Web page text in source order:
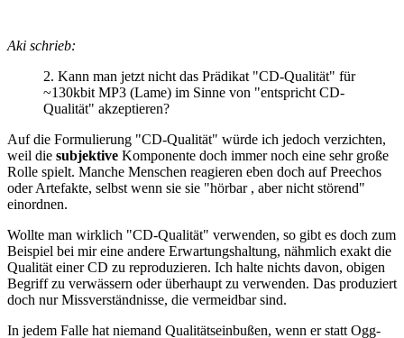
Aki schrieb:
2. Kann man jetzt nicht das Prädikat "CD-Qualität" für
~130kbit MP3 (Lame) im Sinne von "entspricht CD-
Qualität" akzeptieren?
Auf die Formulierung "CD-Qualität" würde ich jedoch verzichten,
weil die subjektive Komponente doch immer noch eine sehr große
Rolle spielt. Manche Menschen reagieren eben doch auf Preechos
oder Artefakte, selbst wenn sie sie "hörbar , aber nicht störend"
einordnen.
Wollte man wirklich "CD-Qualität" verwenden, so gibt es doch zum
Beispiel bei mir eine andere Erwartungshaltung, nähmlich exakt die
Qualität einer CD zu reproduzieren. Ich halte nichts davon, obigen
Begriff zu verwässern oder überhaupt zu verwenden. Das produziert
doch nur Missverständnisse, die vermeidbar sind.
In jedem Falle hat niemand Qualitätseinbußen, wenn er statt Ogg-